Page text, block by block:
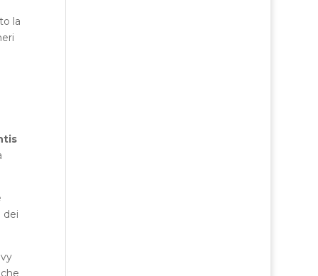
la